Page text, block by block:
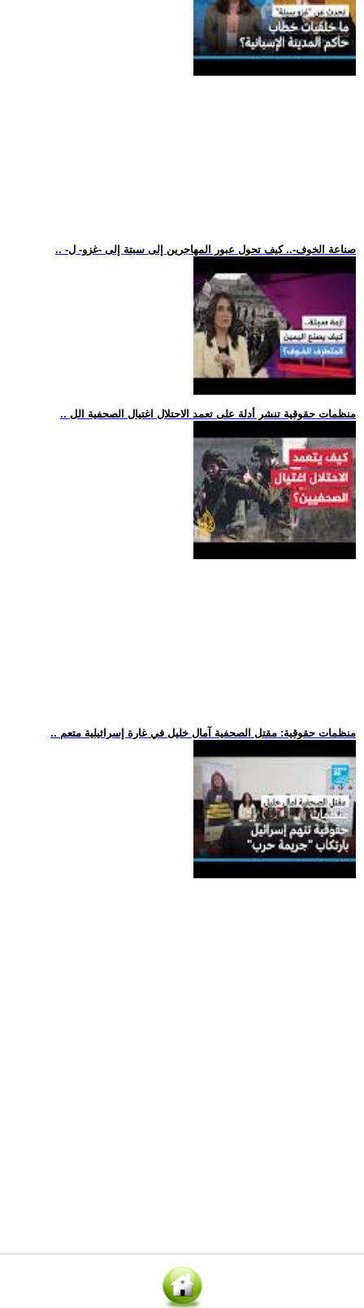
.. -صناعة الخوف-.. كيف تحول عبور المهاجرين إلى سبتة إلى -غزو- ل
.. منظمات حقوقية تنشر أدلة على تعمد الاحتلال اغتيال الصحفية الل
.. منظمات حقوقية: مقتل الصحفية آمال خليل في غارة إسرائيلية متعم